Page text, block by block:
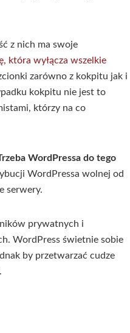
z nich ma swoje
która wyłącza wszelkie
zarówno z kokpitu jak i
kokpitu nie jest to
którzy na co
WordPressa do tego
WordPressa wolnej od
serwery.
prywatnych i
WordPress świetnie sobie
by przetwarzać cudze